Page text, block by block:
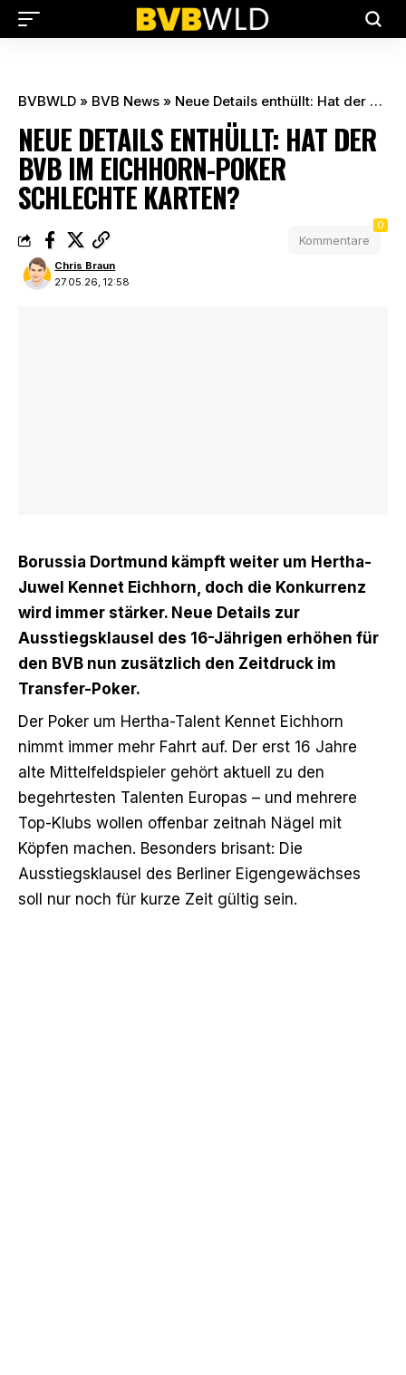
BVBWLD » BVB News » Neue Details enthüllt: Hat der BVB im Eichhorn-Poker schlechte Karten?
NEUE DETAILS ENTHÜLLT: HAT DER
BVB IM EICHHORN-POKER
SCHLECHTE KARTEN?
27.05.26, 12:58
Chris Braun
Kommentare
0
Borussia Dortmund kämpft weiter um Hertha-
Juwel Kennet Eichhorn, doch die Konkurrenz
wird immer stärker. Neue Details zur
Ausstiegsklausel des 16-Jährigen erhöhen für
den BVB nun zusätzlich den Zeitdruck im
Transfer-Poker.
Der Poker um Hertha-Talent Kennet Eichhorn
nimmt immer mehr Fahrt auf. Der erst 16 Jahre
alte Mittelfeldspieler gehört aktuell zu den
begehrtesten Talenten Europas – und mehrere
Top-Klubs wollen offenbar zeitnah Nägel mit
Köpfen machen. Besonders brisant: Die
Ausstiegsklausel des Berliner Eigengewächses
soll nur noch für kurze Zeit gültig sein.